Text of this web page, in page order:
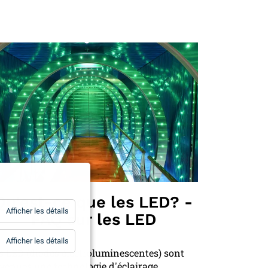
ce que les LED? -
FAQ sur les LED
LED (diodes électroluminescentes) sont
Afficher les détails
Statistiques
Afficher les détails
Essentiels